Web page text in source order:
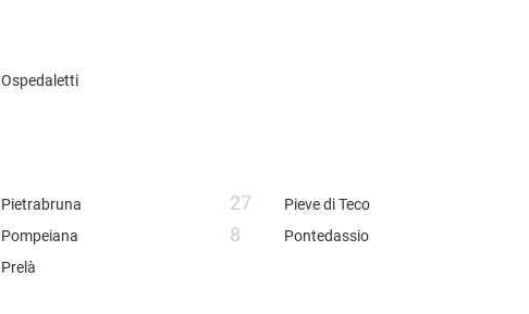
Ospedaletti
Pietrabruna 27 Pieve di Teco
Pompeiana 8 Pontedassio
Prelà